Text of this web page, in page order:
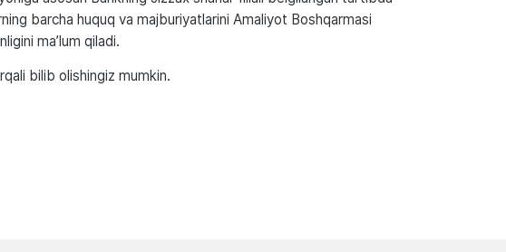
barcha huquq va majburiyatlarini Amaliyot Boshqarmasi
ma’lum qiladi.
bilib olishingiz mumkin.